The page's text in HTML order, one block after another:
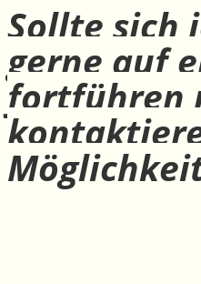
Sollte sich
gerne auf
fortführen